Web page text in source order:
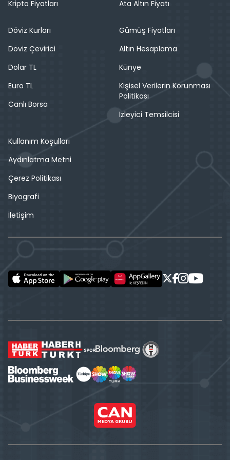
Kripto Fiyatları Ata Altın Fiyatı
Döviz Kurları
Döviz Çevirici
Dolar TL
Euro TL
Canlı Borsa
Gümüş Fiyatları
Altın Hesaplama
Künye
Kişisel Verilerin Korunması
Politikası
İzleyici Temsilcisi
Kullanım Koşulları
Aydınlatma Metni
Çerez Politikası
Biyografi
İletişim